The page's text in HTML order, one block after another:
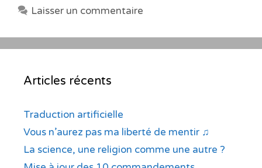
Laisser un commentaire
Articles récents
Traduction artificielle
Vous n’aurez pas ma liberté de mentir ♫
La science, une religion comme une autre ?